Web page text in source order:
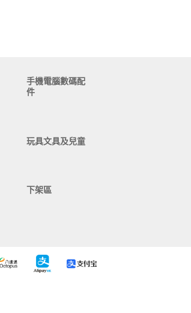
手機電腦數碼配
件
玩具文具及兒童
下架區